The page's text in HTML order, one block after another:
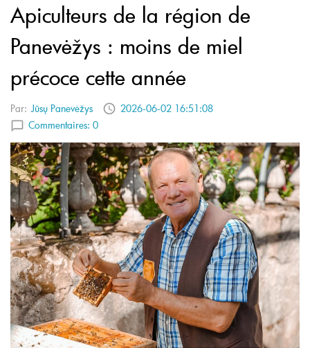
Apiculteurs de la région de
Panevėžys : moins de miel
précoce cette année
Par: Jūsų Panevėžys
2026-06-02 16:51:08
Commentaires: 0